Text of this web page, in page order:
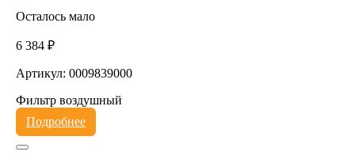
Осталось мало
6 384 ₽
Артикул: 0009839000
Фильтр воздушный
Подробнее